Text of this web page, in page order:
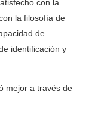
con la
la filosofía de
de
identificación y